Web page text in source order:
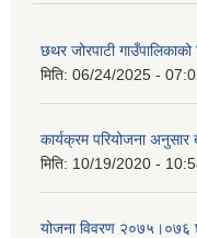
छथर जोरपाटी
मिति: 06/24/2025 -
कार्यक्रम परियोजना
मिति: 10/19/2020 -
योजना विवरण २०७५।०७६